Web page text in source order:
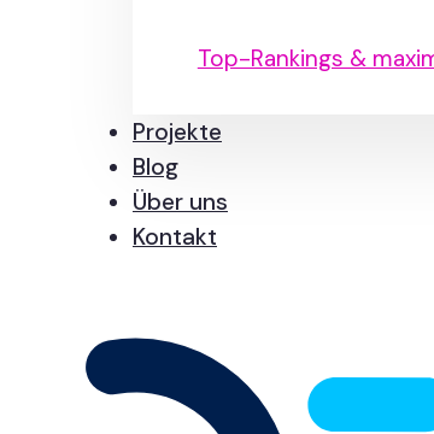
Top-Rankings &
Projekte
Blog
Über uns
Kontakt